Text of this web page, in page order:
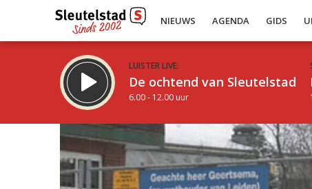
NIEUWS AGENDA GIDS
LUISTER LIVE:
De ochtend van Sleutelstad
6.00 - 12.00 uur